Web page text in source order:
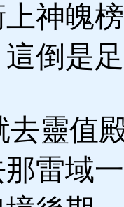
神魄
倒是
靈值
雷域